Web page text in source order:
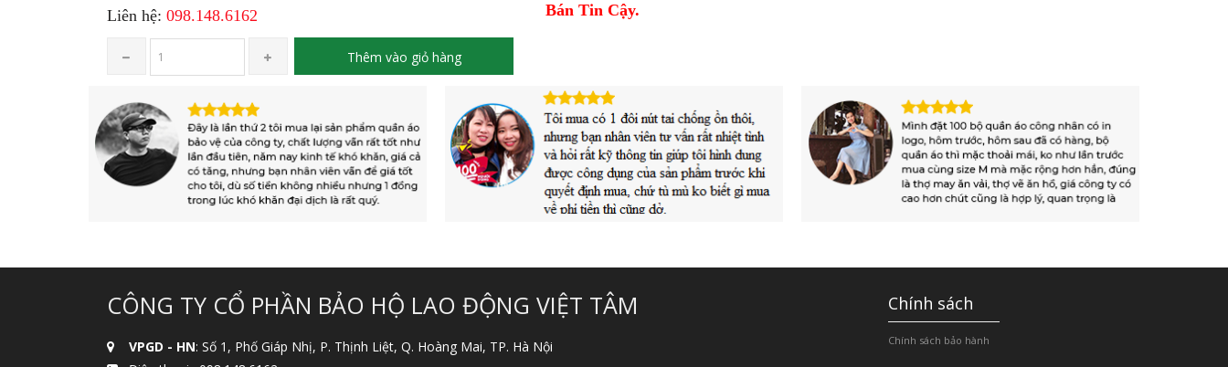
Liên hệ: 098.148.6162
Thêm vào giỏ hàng
Bán Tin Cậy.
CÔNG TY CỔ PHẦN BẢO HỘ LAO ĐỘNG VIỆT TÂM
VPGD - HN: Số 1, Phố Giáp Nhị, P. Thịnh Liệt, Q. Hoàng Mai, TP. Hà Nội
Chính sách
Chính sách bảo hành